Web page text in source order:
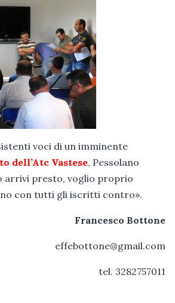
voci di un imminente
dell’Atc Vastese, Pessolano
arrivi presto, voglio proprio
con tutti gli iscritti contro».
Francesco Bottone
effebottone@gmail.com
tel. 3282757011